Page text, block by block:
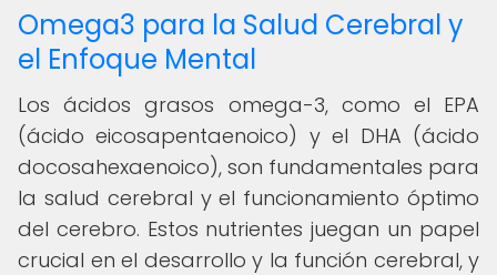
Omega3 para la Salud Cerebral y
el Enfoque Mental
Los ácidos grasos omega-3, como el EPA
(ácido eicosapentaenoico) y el DHA (ácido
docosahexaenoico), son fundamentales para
la salud cerebral y el funcionamiento óptimo
del cerebro. Estos nutrientes juegan un papel
crucial en el desarrollo y la función cerebral, y